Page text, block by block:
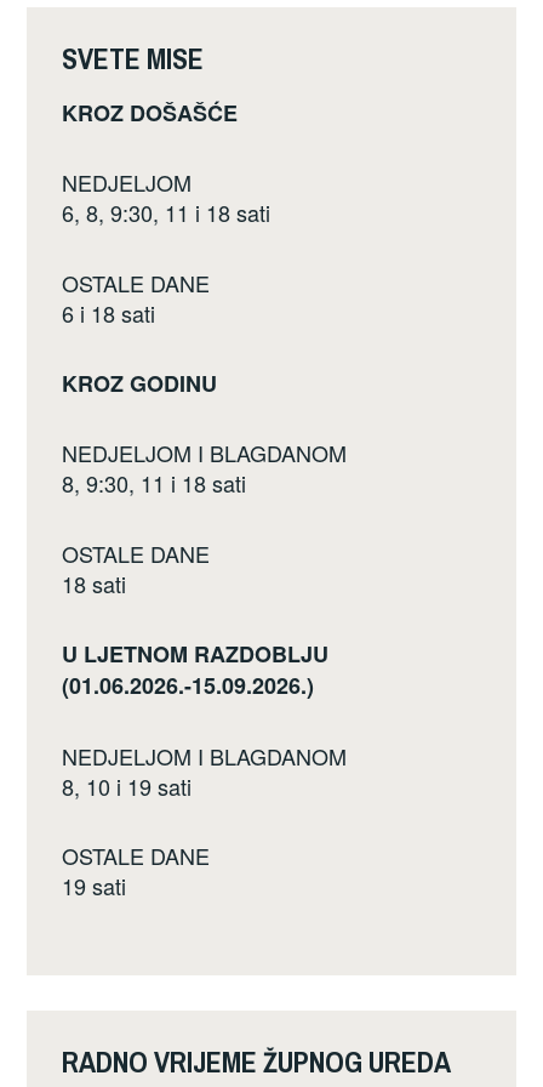
k
SVETE MISE
KROZ DOŠAŠĆE
NEDJELJOM
6, 8, 9:30, 11 i 18 sati
OSTALE DANE
6 i 18 sati
KROZ GODINU
NEDJELJOM I BLAGDANOM
8, 9:30, 11 i 18 sati
OSTALE DANE
18 sati
U LJETNOM RAZDOBLJU
(01.06.2026.-15.09.2026.)
NEDJELJOM I BLAGDANOM
8, 10 i 19 sati
OSTALE DANE
19 sati
RADNO VRIJEME ŽUPNOG UREDA